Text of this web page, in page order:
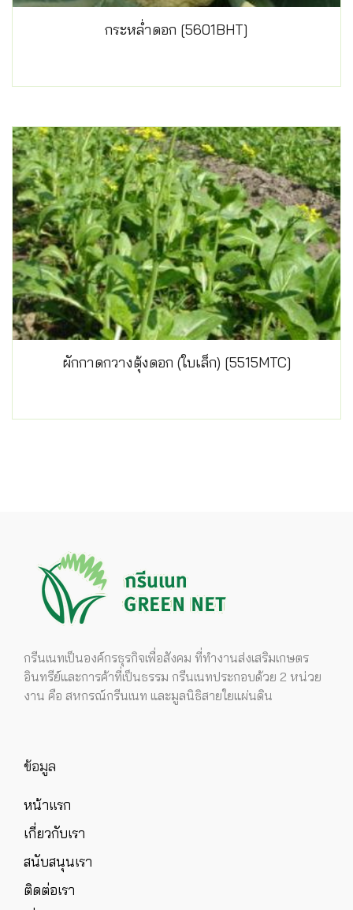
กระหล่ำดอก [5601BHT]
ผักกาดกวางตุ้งดอก (ใบเล็ก) [5515MTC]
กรีนเนทเป็นองค์กรธุรกิจเพื่อสังคม ที่ทำงานส่งเสริมเกษตร
อินทรีย์และการค้าที่เป็นธรรม กรีนเนทประกอบด้วย 2 หน่วย
งาน คือ สหกรณ์กรีนเนท และมูลนิธิสายใยแผ่นดิน
ข้อมูล
หน้าแรก
เกี่ยวกับเรา
สนับสนุนเรา
ติดต่อเรา